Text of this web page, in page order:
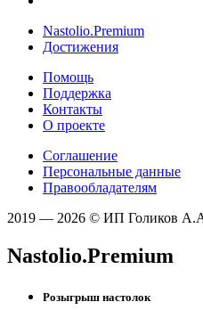
Nastolio.Premium
Достижения
Помощь
Поддержка
Контакты
О проекте
Соглашение
Персональные данные
Правообладателям
2019 — 2026 © ИП Голиков
Nastolio.Premium
Розыгрыш настолок